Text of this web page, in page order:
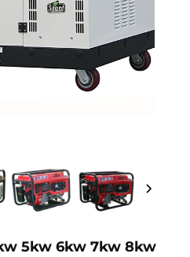
5kw 6kw 7kw 8kw